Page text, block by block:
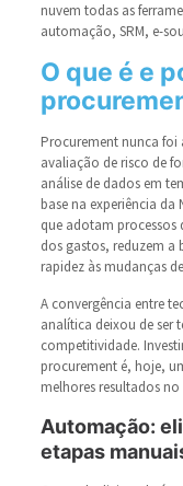
nuvem todas as
automação, SRM, e-
O que é e
Procurement nunca foi
avaliação de risco de
análise de dados em
base na experiência da
que adotam
dos gastos, reduzem a
rapidez às mudanças
A convergência entre
analítica deixou de ser
competitividade.
procurement é, hoje,
melhores resultados
Automação:
etapas